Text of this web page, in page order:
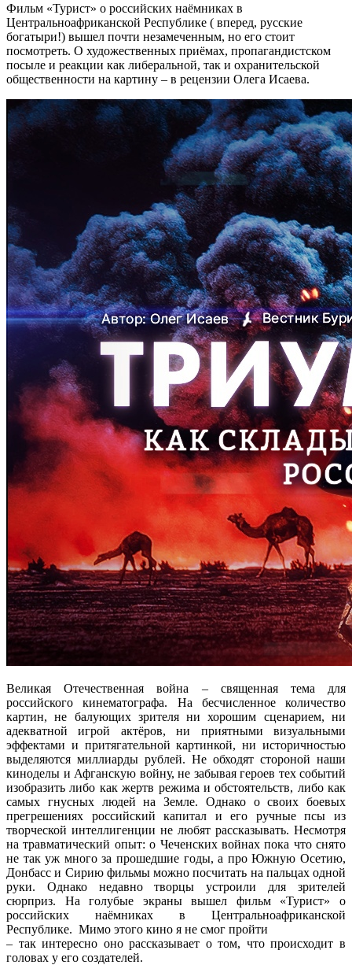
Фильм «Турист» о российских наёмниках в
Центральноафриканской Республике ( вперед, русские
богатыри!) вышел почти незамеченным, но его стоит
посмотреть. О художественных приёмах, пропагандистском
посыле и реакции как либеральной, так и охранительской
общественности на картину – в рецензии Олега Исаева.
Великая Отечественная война – священная тема для
российского кинематографа. На бесчисленное количество
картин, не балующих зрителя ни хорошим сценарием, ни
адекватной игрой актёров, ни приятными визуальными
эффектами и притягательной картинкой, ни историчностью
выделяются миллиарды рублей. Не обходят стороной наши
киноделы и Афганскую войну, не забывая героев тех событий
изобразить либо как жертв режима и обстоятельств, либо как
самых гнусных людей на Земле. Однако о своих боевых
прегрешениях российский капитал и его ручные псы из
творческой интеллигенции не любят рассказывать. Несмотря
на травматический опыт: о Чеченских войнах пока что снято
не так уж много за прошедшие годы, а про Южную Осетию,
Донбасс и Сирию фильмы можно посчитать на пальцах одной
руки. Однако недавно творцы устроили для зрителей
сюрприз. На голубые экраны вышел фильм «Турист» о
российских наёмниках в Центральноафриканской
Республике. Мимо этого кино я не смог пройти
– так интересно оно рассказывает о том, что происходит в
головах у его создателей.